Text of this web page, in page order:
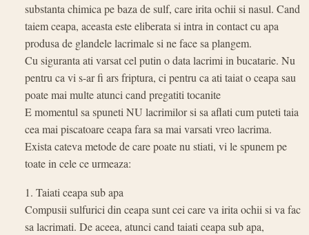
substanta chimica pe baza de sulf, care irita ochii si nasul. Cand
taiem ceapa, aceasta este eliberata si intra in contact cu apa
produsa de glandele lacrimale si ne face sa plangem.
Cu siguranta ati varsat cel putin o data lacrimi in bucatarie. Nu
pentru ca vi s-ar fi ars friptura, ci pentru ca ati taiat o ceapa sau
poate mai multe atunci cand pregatiti tocanite
E momentul sa spuneti NU lacrimilor si sa aflati cum puteti taia
cea mai piscatoare ceapa fara sa mai varsati vreo lacrima.
Exista cateva metode de care poate nu stiati, vi le spunem pe
toate in cele ce urmeaza:
1. Taiati ceapa sub apa
Compusii sulfurici din ceapa sunt cei care va irita ochii si va fac
sa lacrimati. De aceea, atunci cand taiati ceapa sub apa,